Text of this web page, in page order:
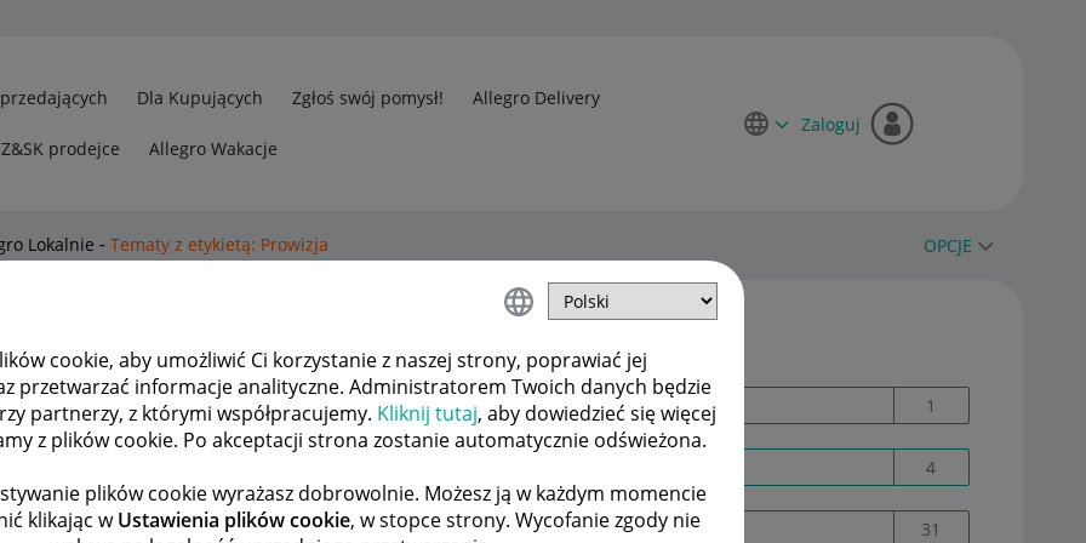
cookie, aby umożliwić Ci korzystanie z naszej strony, poprawiać jej
przetwarzać informacje analityczne. Administratorem Twoich danych będzie
partnerzy, z którymi współpracujemy. Kliknij tutaj, aby dowiedzieć się więcej
z plików cookie. Po akceptacji strona zostanie automatycznie odświeżona.
plików cookie wyrażasz dobrowolnie. Możesz ją w każdym momencie
klikając wUstawienia plików cookie, w stopce strony. Wycofanie zgody nie
Dla Kupujących Zgłoś swój pomysł! Allegro Delivery
prodejce Allegro Wakacje
Zaloguj
Lokalnie Tematy z etykietą: Prowizja OPCJE
34
ODPOWIEDZI
19916
WYŚWIETLEŃ
sprzedaż 1 1359
Etykiety
absurdy 1
4
Allegro Lokalnie 31